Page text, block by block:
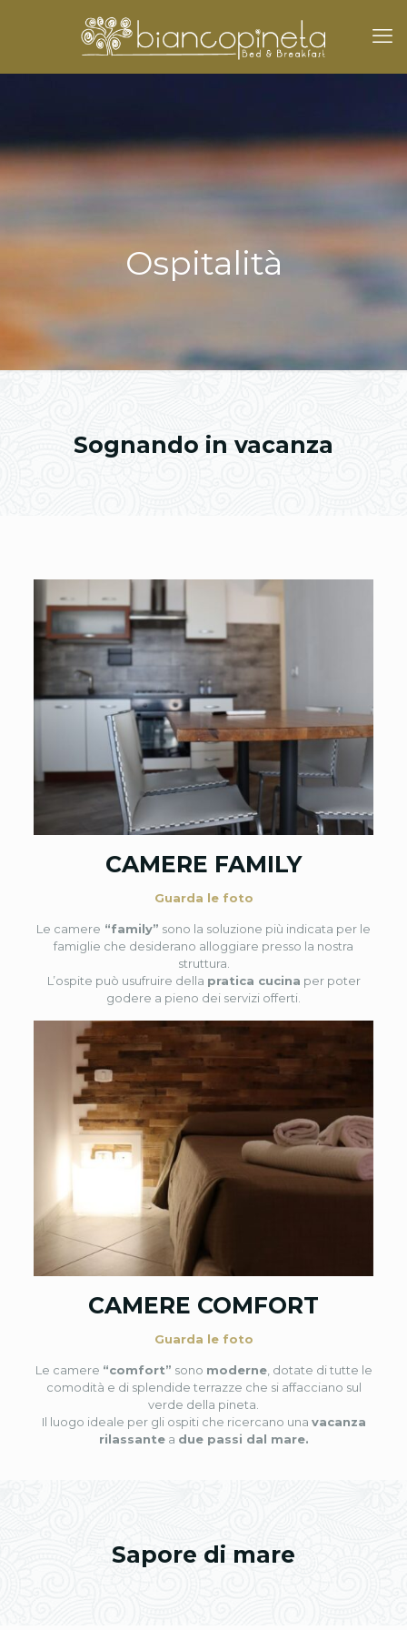
Ospitalità
Sognando in vacanza
CAMERE FAMILY
Guarda le foto
Le camere “family” sono la soluzione più indicata per le
famiglie che desiderano alloggiare presso la nostra
struttura.
L’ospite può usufruire della pratica cucina per poter
godere a pieno dei servizi offerti.
CAMERE COMFORT
Guarda le foto
Le camere “comfort” sono moderne, dotate di tutte le
comodità e di splendide terrazze che si affacciano sul
verde della pineta.
Il luogo ideale per gli ospiti che ricercano una vacanza
rilassantea due passi dal mare.
Sapore di mare